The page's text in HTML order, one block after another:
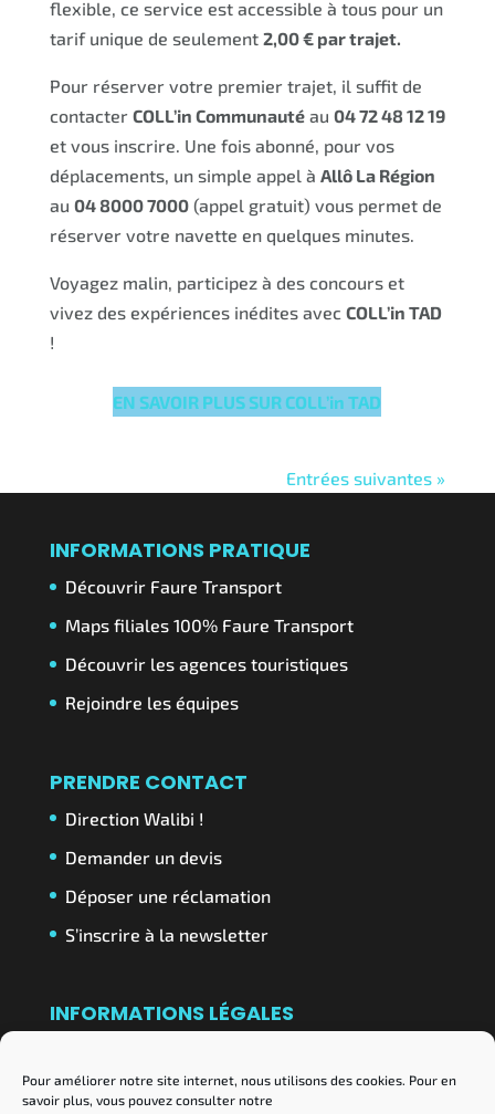
Pour améliorer notre site internet, nous utilisons des cookies. Pour en
savoir plus, vous pouvez consulter notre
flexible, ce service est accessible à tous pour un
tarif unique de seulement 2,00 € par trajet.
Pour réserver votre premier trajet, il suffit de
contacter COLL’in Communautéau 04 72 48 12 19
et vous inscrire. Une fois abonné, pour vos
déplacements, un simple appel à Allô La Région
au 04 8000 7000(appel gratuit) vous permet de
réserver votre navette en quelques minutes.
Voyagez malin, participez à des concours et
vivez des expériences inédites avec COLL’in TAD
!
EN SAVOIR PLUS SUR COLL’in TAD
Entrées suivantes »
INFORMATIONS PRATIQUE
Découvrir Faure Transport
Maps filiales 100% Faure Transport
Découvrir les agences touristiques
Rejoindre les équipes
PRENDRE CONTACT
Direction Walibi !
Demander un devis
Déposer une réclamation
S’inscrire à la newsletter
INFORMATIONS LÉGALES
Mentions Légales